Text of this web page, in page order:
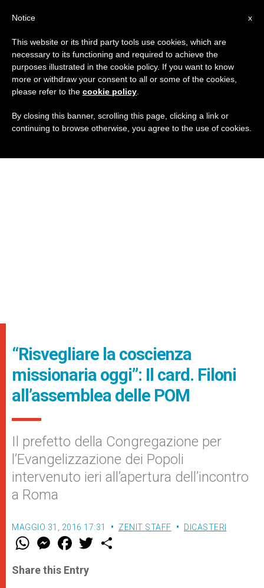
“Risvegliare la coscienza
missionaria oggi”: Il card. Filoni
all’assemblea delle POM
Il prefetto della Congregazione per
l’Evangelizzazione dei Popoli
intervenuto ieri all’apertura dell’incontro
a Roma
MAGGIO 31, 2016 17:31 ZENIT STAFF DICASTERI
W
t
s
M
e
s
e
F
a
e
b
w
Share this Entry
x
Notice
This website or its third party tools use cookies, which are
necessary to its functioning and required to achieve the
purposes illustrated in the cookie policy. If you want to know
more or withdraw your consent to all or some of the cookies,
please refer to the cookie policy
By closing this banner, scrolling this page, clicking a link or
continuing to browse otherwise, you agree to the use of cookies.